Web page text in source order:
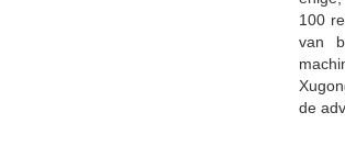
100
van
de